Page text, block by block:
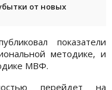
от новых
показатели
методике, и
МВФ.
перейдет на